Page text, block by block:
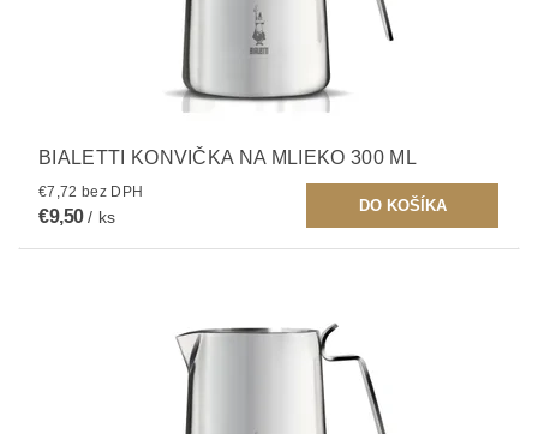
BIALETTI KONVIČKA NA MLIEKO 300 ML
€7,72 bez DPH
€9,50/ ks